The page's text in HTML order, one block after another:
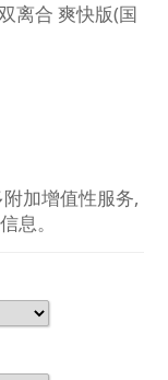
离合 爽快版(国
加增值性服务,
息。